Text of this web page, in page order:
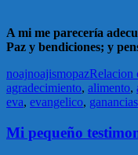
A mi me parecería
Paz y bendiciones; y
noajnoajismopazRelacion
agradecimiento, alimento,
eva, evangelico, ganancias
Mi pequeño